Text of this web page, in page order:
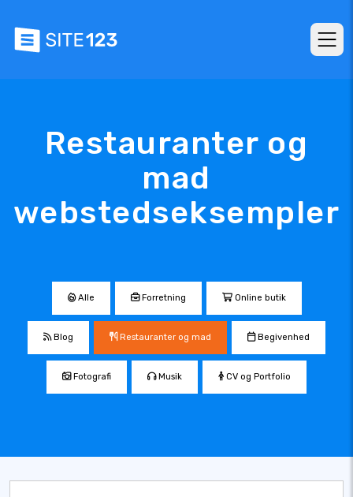
Restauranter og
mad
webstedseksempler
Alle Forretning Online butik
Blog Restauranter og mad Begivenhed
Fotografi Musik CV og Portfolio